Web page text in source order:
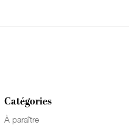
Catégories
À paraître